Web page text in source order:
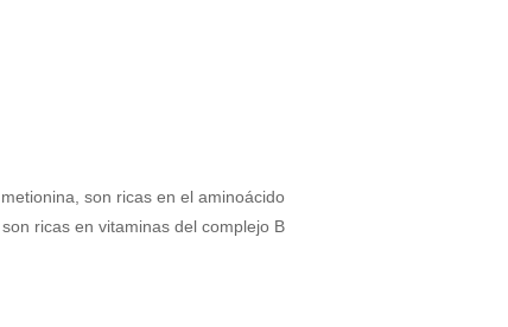
son ricas en el aminoácido
ricas en vitaminas del complejo B